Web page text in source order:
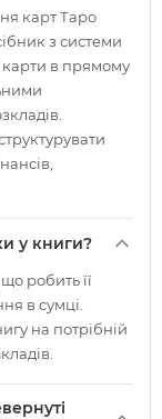
карт Таро
з системи
карти в прямому
у книги?
робить її
в сумці.
на потрібній